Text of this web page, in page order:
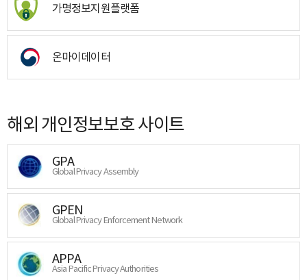
가명정보지원플랫폼
온마이데이터
해외 개인정보보호 사이트
GPA
Global Privacy Assembly
GPEN
Global Privacy Enforcement Network
APPA
Asia Pacific Privacy Authorities